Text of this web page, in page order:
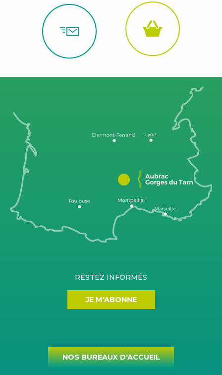
RESTEZ INFORMÉS
JE M'ABONNE
NOS BUREAUX D'ACCUEIL